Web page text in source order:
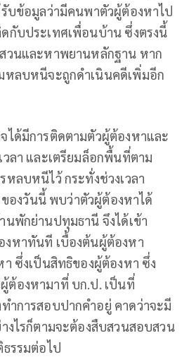
บข้อมูลว่ามีคนพาตัวผู้ต้องหาไป
กับประเทศเพื่อนบ้าน ซึ่งตรงนี้
วนและหาพยานหลักฐาน หาก
หลบหนีจะถูกดำเนินคดีเพิ่มอีก
ได้มีการติดตามตัวผู้ต้องหาและ
ลา และเตรียมล็อกพื้นที่ตาม
ลบหนีไว้ กระทั่งช่วงเวลา
องวันนี้ พบว่าตัวผู้ต้องหาได้
พักย่านปทุมธานี จึงได้เข้า
งหาทันที เบื้องต้นผู้ต้องหา
ซึ่งเป็นสิทธิของผู้ต้องหา ซึ่ง
ต้องหามาที่ บก.ป. เป็นที่
ทำการสอบปากคำอยู่ คาดว่าจะมี
งไรก็ตามจะต้องสืบสวนสอบสวน
รรมต่อไป